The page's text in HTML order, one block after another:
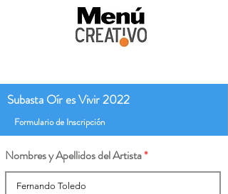
Subasta Oír es Vivir 2022
Formulario de Inscripción
Nombres y Apellidos del Artista